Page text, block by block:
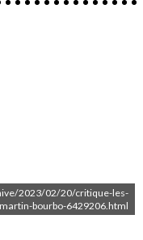
2023/02/20/critique-les-
bourbo-6429206.html